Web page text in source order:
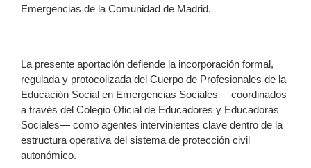
Emergencias de la Comunidad de Madrid.
La presente aportación defiende la incorporación formal,
regulada y protocolizada del Cuerpo de Profesionales de la
Educación Social en Emergencias Sociales —coordinados
a través del Colegio Oficial de Educadores y Educadoras
Sociales— como agentes intervinientes clave dentro de la
estructura operativa del sistema de protección civil
autonómico.